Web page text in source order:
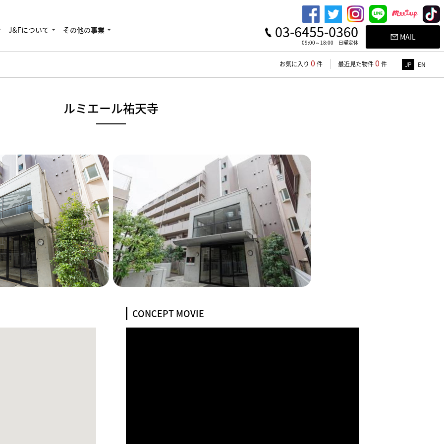
J&Fについて その他の事業 03-6455-0360
09:00～18:00 日曜定休
MAIL
お気に入り 0 件 最近見た物件0 件 JP EN
ルミエール祐天寺
CONCEPT MOVIE